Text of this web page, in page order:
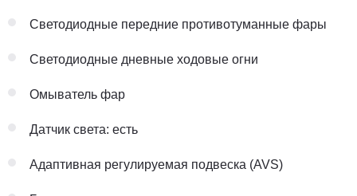
Светодиодные передние противотуманные фары
Светодиодные дневные ходовые огни
Омыватель фар
Датчик света: есть
Адаптивная регулируемая подвеска (AVS)